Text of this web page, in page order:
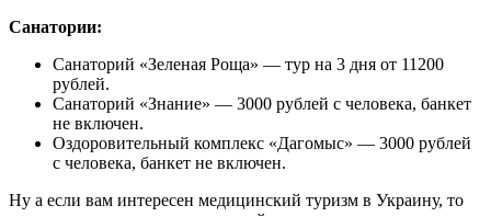
Санатории:
Санаторий «Зеленая Роща» — тур на 3 дня от 11200
рублей.
Санаторий «Знание» — 3000 рублей с человека, банкет
не включен.
Оздоровительный комплекс «Дагомыс» — 3000 рублей
с человека, банкет не включен.
Ну а если вам интересен медицинский туризм в Украину, то